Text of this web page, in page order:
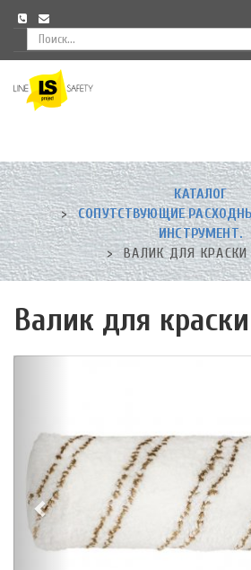
to
homepage
КАТАЛОГ
СОПУТСТВУЮЩИЕ
ИНСТРУМЕНТ.
ВАЛИК ДЛЯ
Валик для